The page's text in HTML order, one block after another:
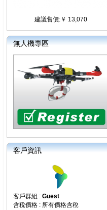
建議售價:￥ 13,070
無人機專區
客戶資訊
客戶群組 : Guest
含稅價格 : 所有價格含稅